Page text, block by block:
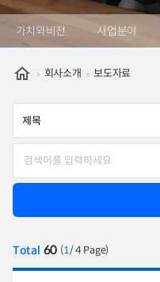
가치와비전 사업분야
회사소개 보도자료
Total 60 (1/ 4 Page)